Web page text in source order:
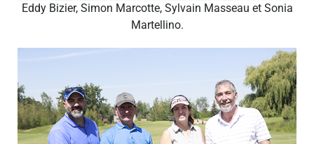
Eddy Bizier, Simon Marcotte, Sylvain Masseau et Sonia
Martellino.